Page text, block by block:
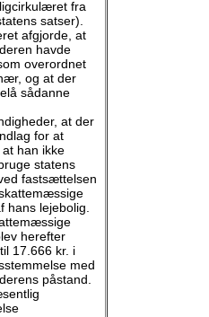
fra
satser).
afgjorde, at
havde
overordnet
og at der
sådanne
at der
for at
han ikke
statens
fastsættelsen
hans lejebolig.
herefter
17.666 kr. i
med
påstand.